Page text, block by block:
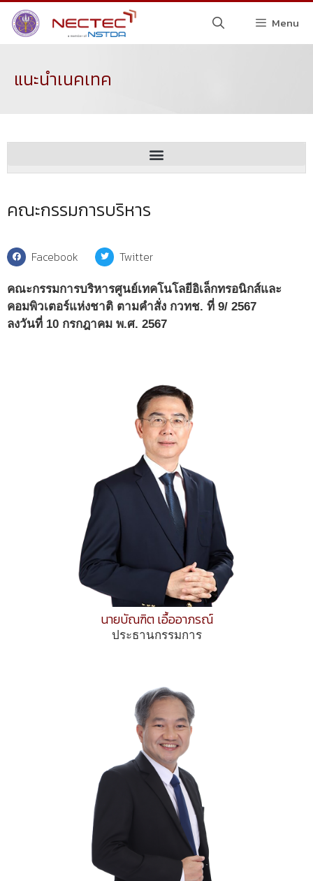
Menu
แนะนำเนคเทค
คณะกรรมการบริหาร
Facebook Twitter
คณะกรรมการบริหารศูนย์เทคโนโลยีอิเล็กทรอนิกส์และ
คอมพิวเตอร์แห่งชาติ ตามคำสั่ง กวทช. ที่ 9/ 2567
ลงวันที่ 10 กรกฎาคม พ.ศ. 2567
นายบัณฑิต เอื้ออาภรณ์
ประธานกรรมการ